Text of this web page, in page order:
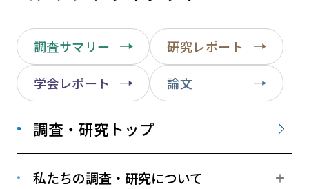
調査・研究トップ
私たちの調査・研究について
調査サマリー 研究レポート
学会レポート 論文